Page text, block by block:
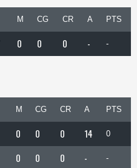
M CG CR A PTS
0 0 0 - -
M CG CR A PTS
0 0 0 14 0
0 0 0 - -